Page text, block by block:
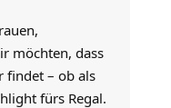
möchten, dass
findet – ob als
fürs Regal.